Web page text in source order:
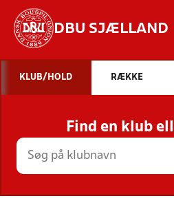
DBU SJÆLLAND
STILLINGER,
HOLD
KLUB/HOLD RÆKKE
Find en klub